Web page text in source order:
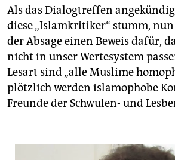
Als das Dialogtreffen
diese „Islamkritiker“ stumm,
der Absage einen Beweis dafür,
nicht in unser Wertesystem
Lesart sind „alle Muslime
plötzlich werden islamophobe
Freunde der Schwulen- und